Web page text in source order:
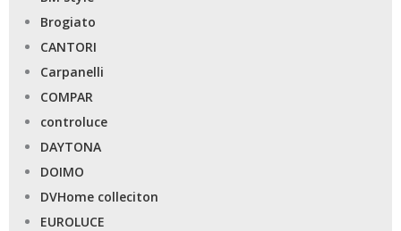
Brogiato
CANTORI
Carpanelli
COMPAR
controluce
DAYTONA
DOIMO
DVHome colleciton
EUROLUCE